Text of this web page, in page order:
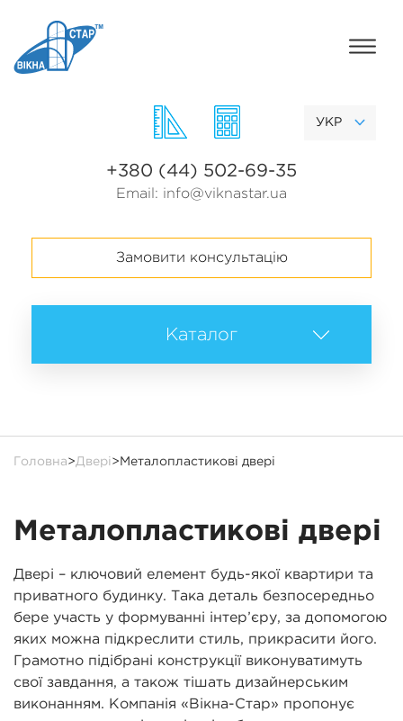
УКР
+380 (44) 502-69-35
Email: info@viknastar.ua
Замовити консультацію
Каталог
Головна>Двері > Металопластикові двері
Металопластикові двері
Двері – ключовий елемент будь-якої квартири та
приватного будинку. Така деталь безпосередньо
бере участь у формуванні інтер’єру, за допомогою
яких можна підкреслити стиль, прикрасити його.
Грамотно підібрані конструкції виконуватимуть
свої завдання, а також тішать дизайнерським
виконанням. Компанія «Вікна-Стар» пропонує